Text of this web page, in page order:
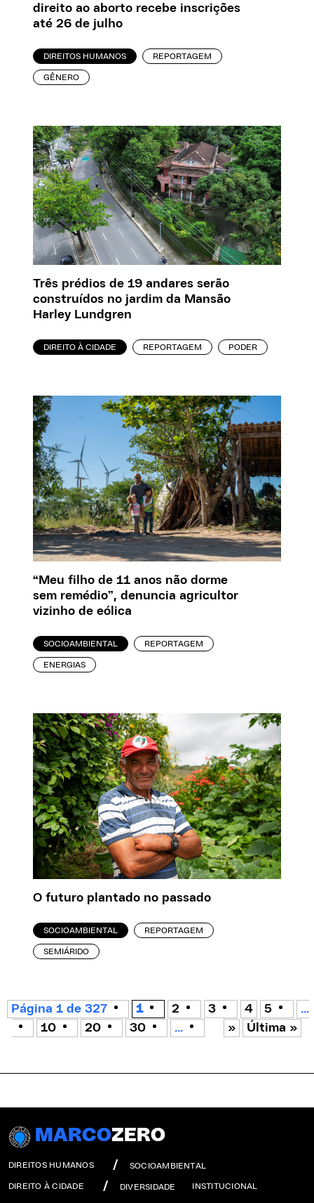
direito ao aborto recebe inscrições
até 26 de julho
DIREITOS HUMANOS REPORTAGEM
GÊNERO
Três prédios de 19 andares serão
construídos no jardim da Mansão
Harley Lundgren
DIREITO À CIDADE REPORTAGEM PODER
“Meu filho de 11 anos não dorme
sem remédio”, denuncia agricultor
vizinho de eólica
SOCIOAMBIENTAL REPORTAGEM
ENERGIAS
O futuro plantado no passado
SOCIOAMBIENTAL REPORTAGEM
SEMIÁRIDO
Página 1 de 327 1 2 3 4 5
...
10
20 30 ... » Última »
MARCOZERO
DIREITOS HUMANOS SOCIOAMBIENTAL
DIREITO À CIDADE DIVERSIDADE INSTITUCIONAL